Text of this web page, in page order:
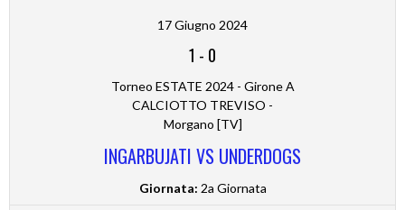
17 Giugno 2024
1 - 0
Torneo ESTATE 2024 - Girone A
CALCIOTTO TREVISO -
Morgano [TV]
INGARBUJATI VS UNDERDOGS
Giornata: 2a Giornata